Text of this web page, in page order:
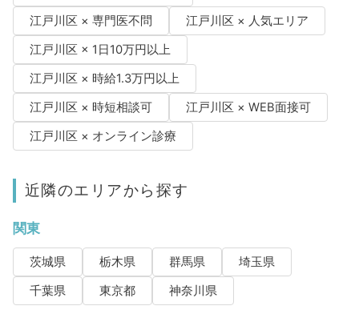
江戸川区 × 専門医不問
江戸川区 × 人気エリア
江戸川区 × 1日10万円以上
江戸川区 × 時給1.3万円以上
江戸川区 × 時短相談可
江戸川区 × WEB面接可
江戸川区 × オンライン診療
近隣のエリアから探す
関東
茨城県 栃木県 群馬県
埼玉県
千葉県
東京都 神奈川県